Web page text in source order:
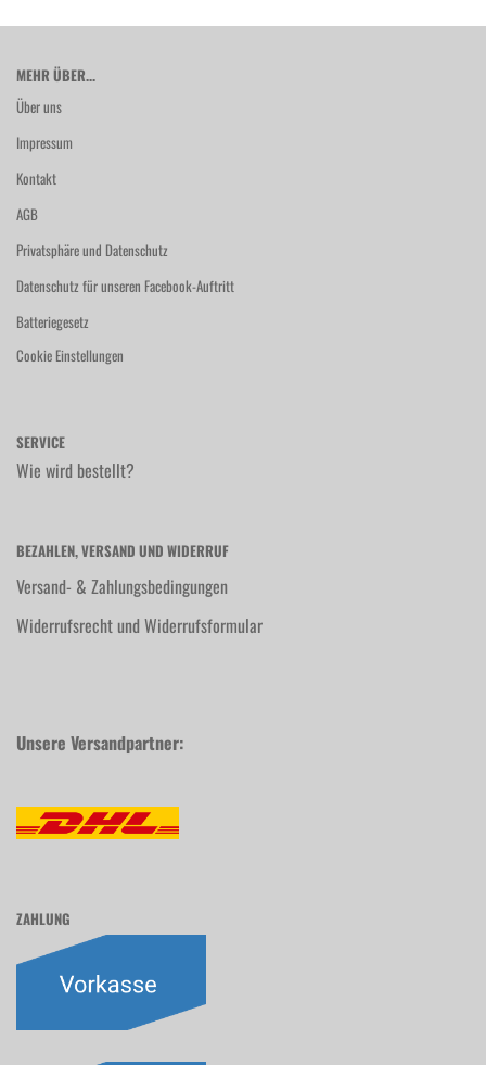
MEHR ÜBER...
Über uns
Impressum
Kontakt
AGB
Privatsphäre und Datenschutz
Datenschutz für unseren Facebook-Auftritt
Batteriegesetz
Cookie Einstellungen
SERVICE
Wie wird bestellt?
BEZAHLEN, VERSAND UND WIDERRUF
Versand- & Zahlungsbedingungen
Widerrufsrecht und Widerrufsformular
Unsere Versandpartner:
ZAHLUNG